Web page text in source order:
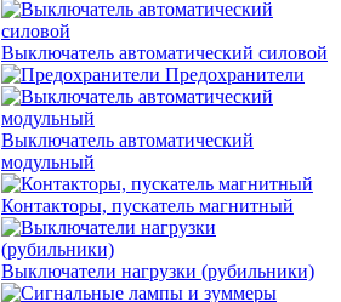
Выключатель автоматический силовой
Предохранители
Выключатель автоматический
модульный
Контакторы, пускатель магнитный
Выключатели нагрузки (рубильники)